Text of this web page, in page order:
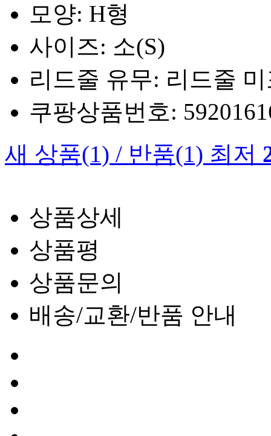
모양: H형
사이즈: 소(S)
리드줄 유무: 리드줄
쿠팡상품번호:
새 상품(1) / 반품(1) 최저
상품상세
상품평
상품문의
배송/교환/반품 안내